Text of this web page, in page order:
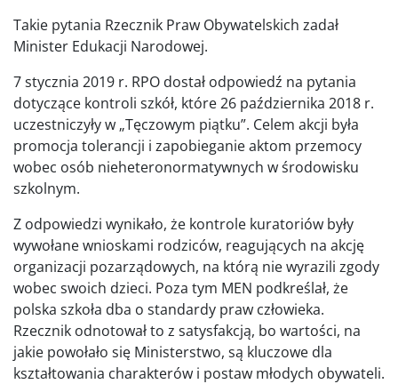
Takie pytania Rzecznik Praw Obywatelskich zadał
Minister Edukacji Narodowej.
7 stycznia 2019 r. RPO dostał odpowiedź na pytania
dotyczące kontroli szkół, które 26 października 2018 r.
uczestniczyły w „Tęczowym piątku”. Celem akcji była
promocja tolerancji i zapobieganie aktom przemocy
wobec osób nieheteronormatywnych w środowisku
szkolnym.
Z odpowiedzi wynikało, że kontrole kuratoriów były
wywołane wnioskami rodziców, reagujących na akcję
organizacji pozarządowych, na którą nie wyrazili zgody
wobec swoich dzieci. Poza tym MEN podkreślał, że
polska szkoła dba o standardy praw człowieka.
Rzecznik odnotował to z satysfakcją, bo wartości, na
jakie powołało się Ministerstwo, są kluczowe dla
kształtowania charakterów i postaw młodych obywateli.